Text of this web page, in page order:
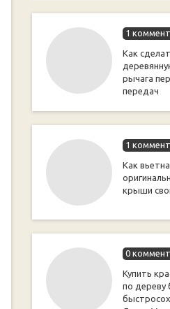
1
Как
рычага
передач
1
Как
крыши
0
Купить
по дереву